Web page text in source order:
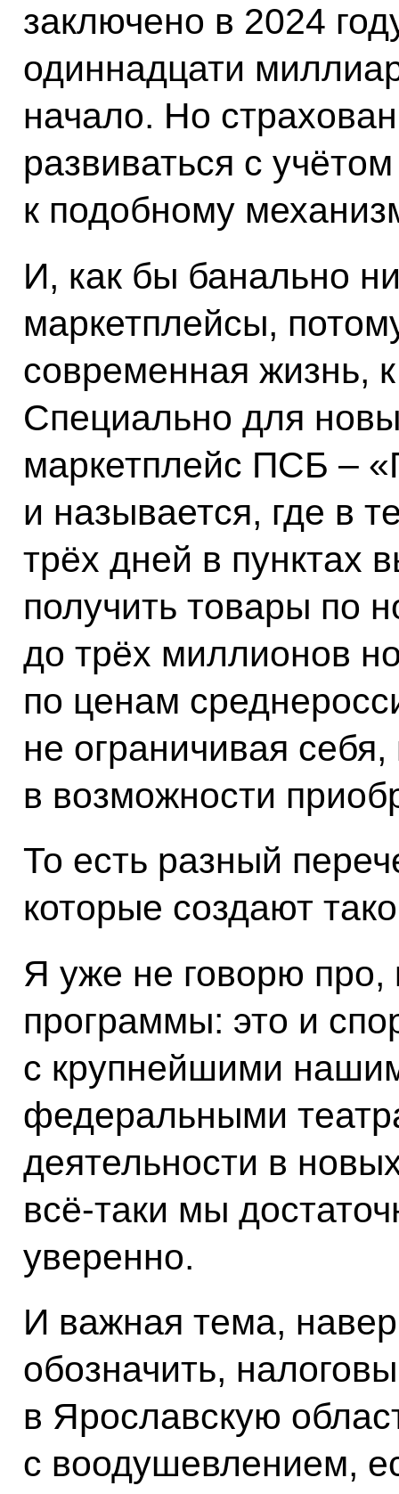
заключено в 2024
одиннадцати
начало. Но
развиваться с
к подобному
И, как бы банально
маркетплейсы,
современная жизнь,
Специально для
маркетплейс ПСБ –
и называется, где в
трёх дней в пунктах
получить товары по
до трёх миллионов
по ценам
не ограничивая себя,
в возможности
То есть разный
которые создают
Я уже не говорю про,
программы: это и
с крупнейшими
федеральными
деятельности в
всё-таки мы
уверенно.
И важная тема,
обозначить,
в Ярославскую
с воодушевлением,